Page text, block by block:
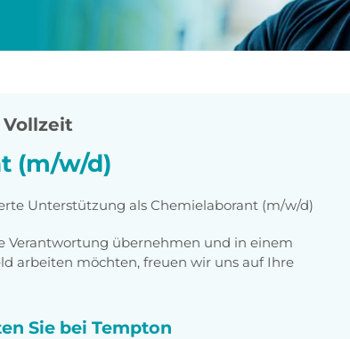
(m/w/d)
Unterstützung als Chemielaborant (m/w/d)
Verantwortung übernehmen und in einem
arbeiten möchten, freuen wir uns auf Ihre
Sie bei Tempton